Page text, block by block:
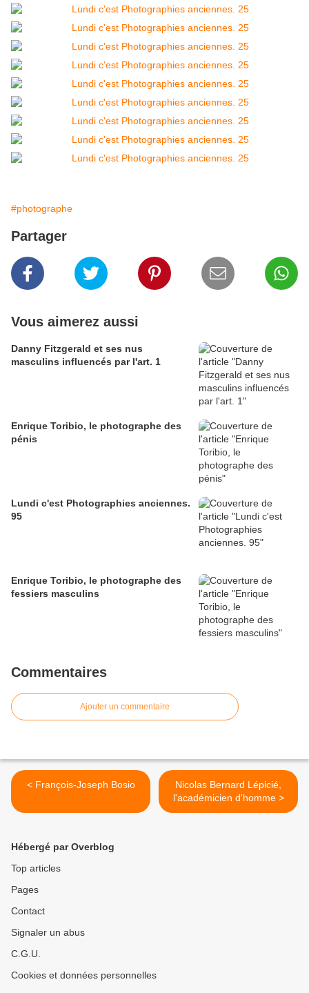
#photographe
Partager
Vous aimerez aussi
Danny Fitzgerald et ses nus
masculins influencés par l'art. 1
Enrique Toribio, le photographe des
pénis
Lundi c'est Photographies anciennes.
95
Enrique Toribio, le photographe des
fessiers masculins
Commentaires
Ajouter un commentaire
< François-Joseph Bosio
Nicolas Bernard Lépicié,
l'académicien d'homme >
Hébergé par Overblog
Top articles
Pages
Contact
Signaler un abus
C.G.U.
Cookies et données personnelles